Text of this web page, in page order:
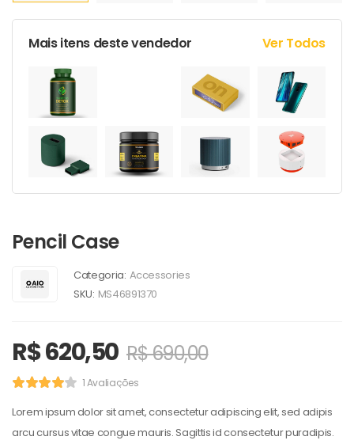
Mais itens deste vendedor Ver Todos
Pencil Case
Categoria: Accessories
SKU: MS46891370
R$620,50 R$690,00
1 Avaliações
Lorem ipsum dolor sit amet, consectetur adipiscing elit, sed adipis
arcu cursus vitae congue mauris. Sagittis id consectetur puradipis.